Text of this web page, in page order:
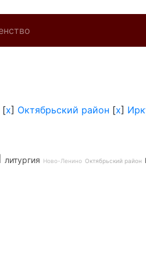
[x] Октябрьский район [x]
литургия Ново-Ленино Октябрьский район